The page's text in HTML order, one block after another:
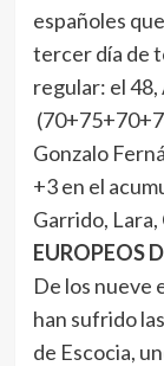
españoles
tercer día de
regular: el
Gonzalo
+3 en el
Garrido,
EUROPEOS
De los nueve
han sufrido
de Escocia,